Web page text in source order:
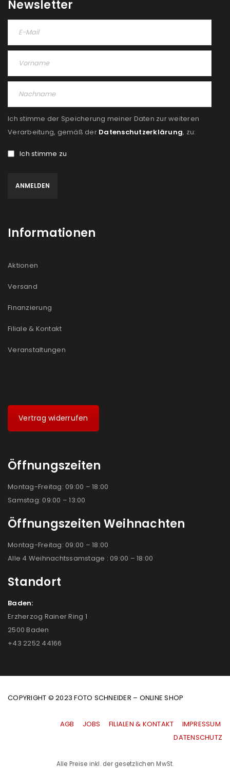
REGISTRIEREN
deine E-Mail-Adresse gesendet.
NEWSLETTER ABONNIEREN
akzeptiere dieDatenschutzerklärung
REGISTRIEREN
Newsletter
Ich stimme der Speicherung meiner Daten zur weiteren
Verarbeitung, gemäß der Datenschutzerklärung, zu:
Ich stimme zu
Informationen
Aktionen
Versand
Finanzierung
Filiale & Kontakt
Veranstaltungen
Vertrag widerrufen
Öffnungszeiten
Montag-Freitag: 09:00 – 18:00
Samstag: 09:00 – 13:00
Öffnungszeiten Weihnachten
Montag-Freitag: 09:00 – 18:00
Alle 4 Weihnachtssamstage : 09:00 – 18:00
Standort
Baden:
Erzherzog Rainer Ring 1
2500 Baden
+43 2252 44166
COPYRIGHT © 2023 FOTO SCHNEIDER – ONLINE SHOP
AGB JOBS FILIALEN & KONTAKT
IMPRESSUM
|DATENSCHUTZ
Alle Preise inkl. der gesetzlichen MwSt.